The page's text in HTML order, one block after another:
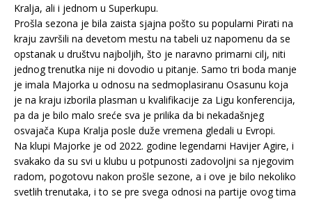
Kralja, ali i jednom u Superkupu.
Prošla sezona je bila zaista sjajna pošto su popularni Pirati na
kraju završili na devetom mestu na tabeli uz napomenu da se
opstanak u društvu najboljih, što je naravno primarni cilj, niti
jednog trenutka nije ni dovodio u pitanje. Samo tri boda manje
je imala Majorka u odnosu na sedmoplasiranu Osasunu koja
je na kraju izborila plasman u kvalifikacije za Ligu konferencija,
pa da je bilo malo sreće sva je prilika da bi nekadašnjeg
osvajača Kupa Kralja posle duže vremena gledali u Evropi.
Na klupi Majorke je od 2022. godine legendarni Havijer Agire, i
svakako da su svi u klubu u potpunosti zadovoljni sa njegovim
radom, pogotovu nakon prošle sezone, a i ove je bilo nekoliko
svetlih trenutaka, i to se pre svega odnosi na partije ovog tima